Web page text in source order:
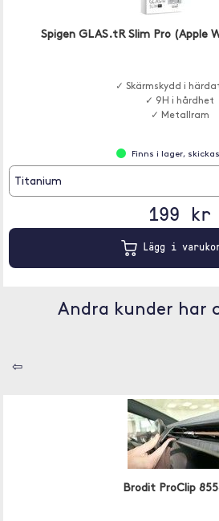
Spigen GLAS.tR Slim Pro (Apple
✓ Skärmskydd i
✓ 9H i hårdhet
✓ Metallram
Finns i lager,
Titanium
199 kr
Lägg i
Andra kunder har
⇦
Brodit ProClip